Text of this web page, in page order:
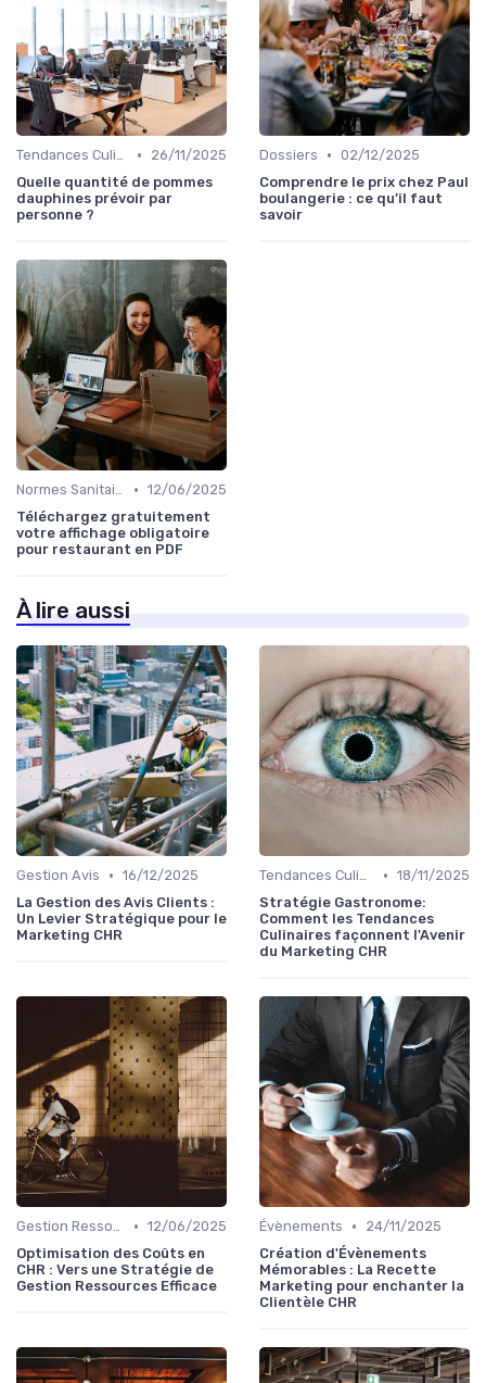
Tendances Culinaire •
26/11/2025
Quelle quantité de pommes
dauphines prévoir par
personne ?
Dossiers • 02/12/2025
Comprendre le prix chez Paul
boulangerie : ce qu’il faut
savoir
Normes Sanitaires • 12/06/2025
Téléchargez gratuitement
votre affichage obligatoire
pour restaurant en PDF
À lire aussi
Gestion Avis • 16/12/2025
La Gestion des Avis Clients :
Un Levier Stratégique pour le
Marketing CHR
Tendances Culinaire • 18/11/2025
Stratégie Gastronome:
Comment les Tendances
Culinaires façonnent l'Avenir
du Marketing CHR
Gestion Ressources • 12/06/2025
Optimisation des Coûts en
CHR : Vers une Stratégie de
Gestion Ressources Efficace
Évènements •
24/11/2025
Création d'Évènements
Mémorables : La Recette
Marketing pour enchanter la
Clientèle CHR